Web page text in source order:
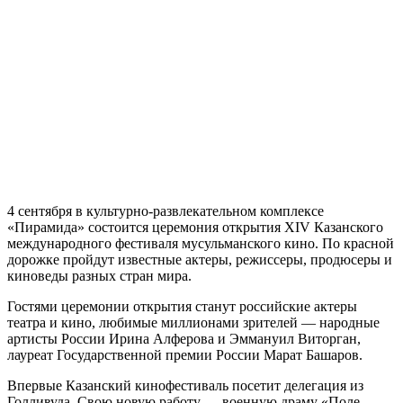
4 сентября в культурно-развлекательном комплексе
«Пирамида» состоится церемония открытия XIV Казанского
международного фестиваля мусульманского кино. По красной
дорожке пройдут известные актеры, режиссеры, продюсеры и
киноведы разных стран мира.
Гостями церемонии открытия станут российские актеры
театра и кино, любимые миллионами зрителей — народные
артисты России Ирина Алферова и Эммануил Виторган,
лауреат Государственной премии России Марат Башаров.
Впервые Казанский кинофестиваль посетит делегация из